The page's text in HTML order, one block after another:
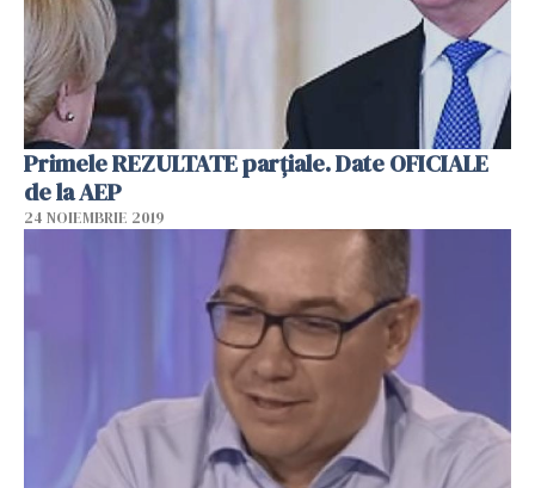
Primele REZULTATE parțiale. Date OFICIALE
de la AEP
24 NOIEMBRIE 2019